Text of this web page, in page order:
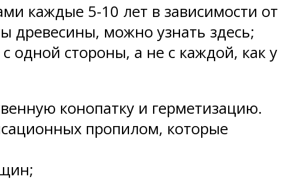
каждые 5-10 лет в зависимости от
древесины, можно узнать здесь;
одной стороны, а не с каждой, как у
конопатку и герметизацию.
пропилом, которые